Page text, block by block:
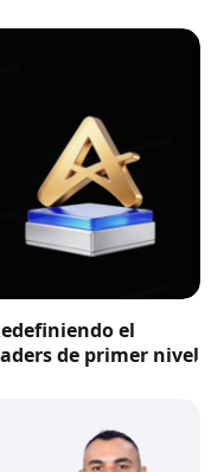
el
de primer nivel